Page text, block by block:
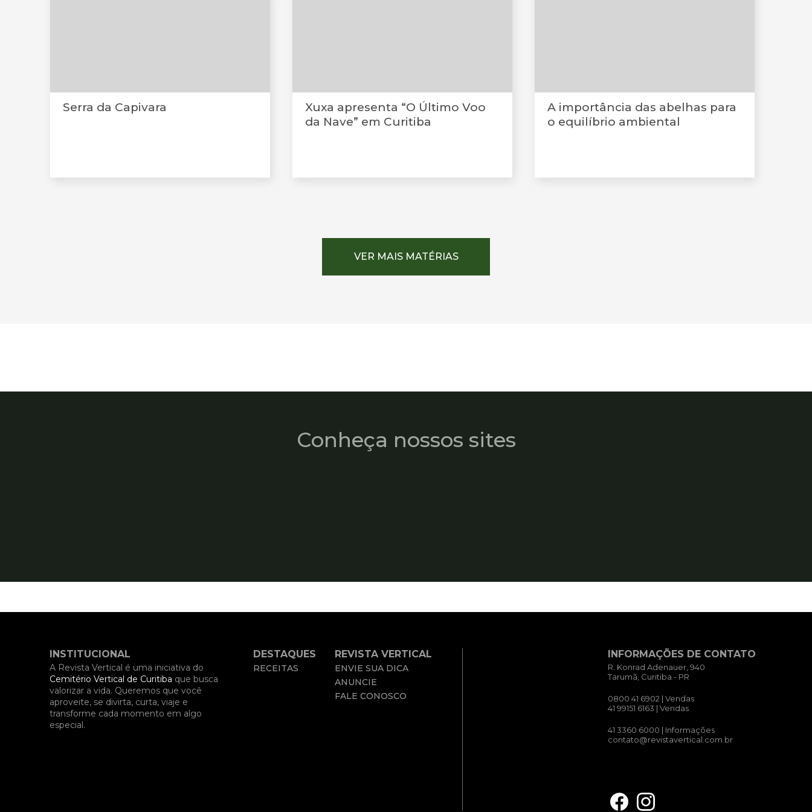
Serra da Capivara
Xuxa apresenta “O Último Voo
da Nave” em Curitiba
A importância das abelhas para
o equilíbrio ambiental
VER MAIS MATÉRIAS
Conheça nossos sites
INSTITUCIONAL
A Revista Vertical é uma iniciativa do
Cemitério Vertical de Curitiba que busca
valorizar a vida. Queremos que você
aproveite, se divirta, curta, viaje e
transforme cada momento em algo
especial.
DESTAQUES
RECEITAS
REVISTA VERTICAL
ENVIE SUA DICA
ANUNCIE
FALE CONOSCO
INFORMAÇÕES DE CONTATO
R. Konrad Adenauer, 940
Tarumã, Curitiba - PR
0800 41 6902 | Vendas
41 99151 6163 | Vendas
41 3360 6000 | Informações
contato@revistavertical.com.br